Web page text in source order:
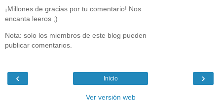
¡Millones de gracias por tu comentario! Nos
encanta leeros ;)
Nota: solo los miembros de este blog pueden
publicar comentarios.
‹ ›
Inicio
Ver versión web